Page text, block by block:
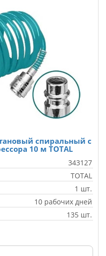
спиральный с
10 м TOTAL
343127
TOTAL
1 шт.
10 рабочих дней
135 шт.